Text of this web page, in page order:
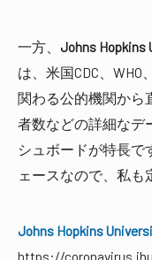
一方、 Johns Hopkins
は、米国CDC、WHO
関わる公的機関から
者数などの詳細なデ
シュボードが特長で
ェースなので、私も
Johns Hopkins
https://